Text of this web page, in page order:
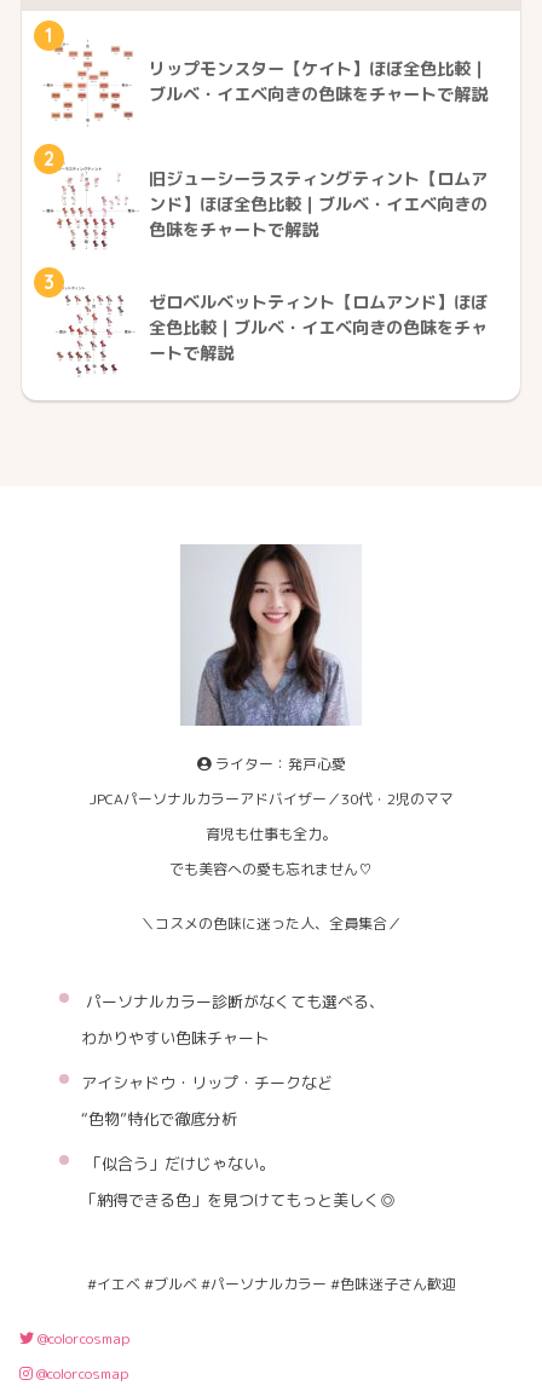
1
リップモンスター【ケイト】ほぼ全色比較｜
ブルベ・イエベ向きの色味をチャートで解説
2
旧ジューシーラスティングティント【ロムア
ンド】ほぼ全色比較｜ブルベ・イエベ向きの
色味をチャートで解説
3
ゼロベルベットティント【ロムアンド】ほぼ
全色比較｜ブルベ・イエベ向きの色味をチャ
ートで解説
ライター：発戸心愛
JPCAパーソナルカラーアドバイザー／30代・2児のママ
育児も仕事も全力。
でも美容への愛も忘れません♡
＼コスメの色味に迷った人、全員集合／
パーソナルカラー診断がなくても選べる、
わかりやすい色味チャート
アイシャドウ・リップ・チークなど
“色物”特化で徹底分析
「似合う」だけじゃない。
「納得できる色」を見つけてもっと美しく◎
#イエベ #ブルベ #パーソナルカラー #色味迷子さん歓迎
@colorcosmap
@colorcosmap